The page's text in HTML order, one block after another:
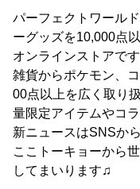
パーフェクトワール
ーグッズを10,000点
オンラインストアで
雑貨からポケモン、
00点以上を広く取り
量限定アイテムやコ
新ニュースはSNSか
ここトーキョーから
してまいります♫